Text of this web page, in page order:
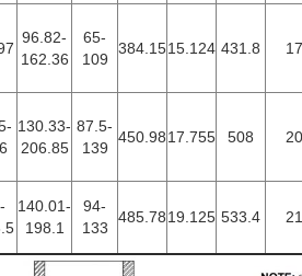
15.124
384.15
109
162.36
65-97
96.82-
144.36
17.755
450.98
139
130.33-
206.85
87.5-
106
130.33-
157.75
19.125
485.78
133
140.01-
198.1
94-
106.5
140.01-
158.63